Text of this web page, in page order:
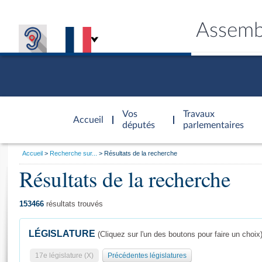
Accueil
d'accueil
Vos
députés
Travaux
parlementaires
Général
Vous
Accueil Recherche sur... Résultats de la recherche
Résultats de la recherche
153466 résultats trouvés
LÉGISLATURE (Cliquez sur l'un des boutons pour faire un choix)
17e législature (X) Précédentes législatures